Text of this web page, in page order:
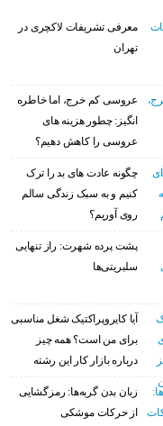
معرفی تشریفات لاکچری در
تهران
عروسی کم خرج، اما خاطره
انگیز: چطور هزینه های
عروسی را کاهش دهیم؟
چگونه عادت‌ های بد را ترک
کنیم و به سبک زندگی سالم
روی آوریم؟
پشت پرده شهرت: راز تنهایی
سلبریتی‌ها
آیا کایروپراکتیک شغل مناسبی
برای من است؟ همه چیز
درباره بازار کار این رشته
زبان بدن گربه‌ها: رمزگشایی
از حرکات موشکی